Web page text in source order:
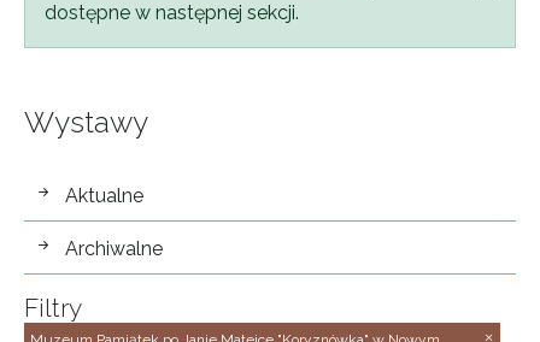
dostępne w następnej sekcji.
Wystawy
wystawy
Aktualne
Archiwalne
Filtry